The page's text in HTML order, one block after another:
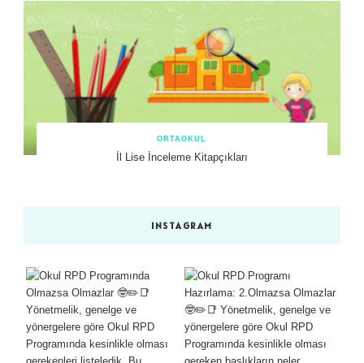
ORTAOKUL
İl Lise İnceleme Kitapçıkları
INSTAGRAM